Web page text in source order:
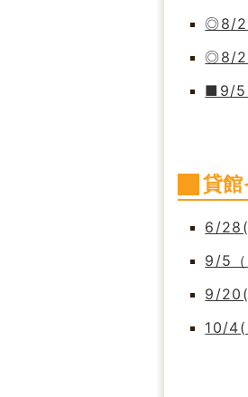
◎8/
◎8/
■9/5(
貸館
6/
9/5（
9/20(
10/4(